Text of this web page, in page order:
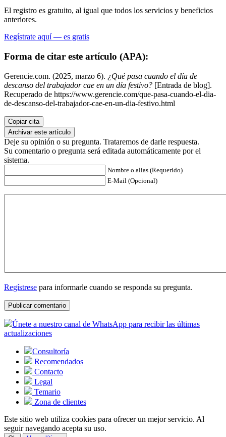
El registro es gratuito, al igual que todos los servicios y beneficios
anteriores.
Regístrate aquí — es gratis
Forma de citar este artículo (APA):
Gerencie.com. (2025, marzo 6). ¿Qué pasa cuando el día de
descanso del trabajador cae en un día festivo? [Entrada de blog].
Recuperado de https://www.gerencie.com/que-pasa-cuando-el-dia-
de-descanso-del-trabajador-cae-en-un-dia-festivo.html
Copiar cita
Archivar este artículo
Deje su opinión o su pregunta. Trataremos de darle respuesta.
Su comentario o pregunta será editada automáticamente por el
sistema.
Nombre o alias (Requerido)
E-Mail (Opcional)
Regístrese para informarle cuando se responda su pregunta.
Únete a nuestro canal de WhatsApp para recibir las últimas
actualizaciones
Consultoría
Recomendados
Contacto
Legal
Temario
Zona de clientes
Este sitio web utiliza cookies para ofrecer un mejor servicio. Al
seguir navegando acepta su uso.